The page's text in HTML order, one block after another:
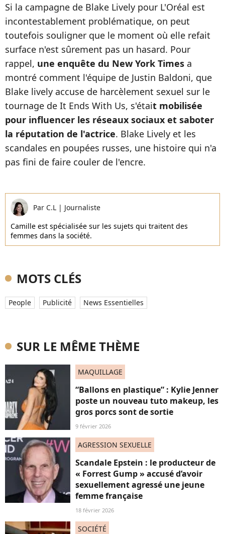
Si la campagne de Blake Lively pour L'Oréal est
incontestablement problématique, on peut
toutefois souligner que le moment où elle refait
surface n'est sûrement pas un hasard. Pour
rappel, une enquête du New York Times a
montré comment l'équipe de Justin Baldoni, que
Blake lively accuse de harcèlement sexuel sur le
tournage de It Ends With Us, s'était mobilisée
pour influencer les réseaux sociaux et saboter
la réputation de l'actrice. Blake Lively et les
scandales en poupées russes, une histoire qui n'a
pas fini de faire couler de l'encre.
Par C.L | Journaliste
Camille est spécialisée sur les sujets qui traitent des
femmes dans la société.
MOTS CLÉS
People Publicité News Essentielles
SUR LE MÊME THÈME
MAQUILLAGE
“Ballons en plastique” : Kylie Jenner
poste un nouveau tuto makeup, les
gros porcs sont de sortie
9 février 2026
AGRESSION SEXUELLE
Scandale Epstein : le producteur de
« Forrest Gump » accusé d’avoir
sexuellement agressé une jeune
femme française
18 février 2026
SOCIÉTÉ